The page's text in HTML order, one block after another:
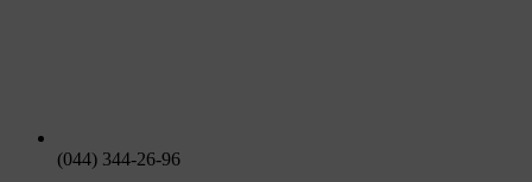
(044) 344-26-96